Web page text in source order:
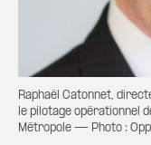
Raphaël Catonnet,
le pilotage opérationnel
Métropole — Photo :